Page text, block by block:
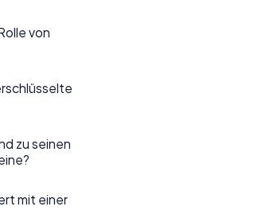
von
zu seinen
mit einer